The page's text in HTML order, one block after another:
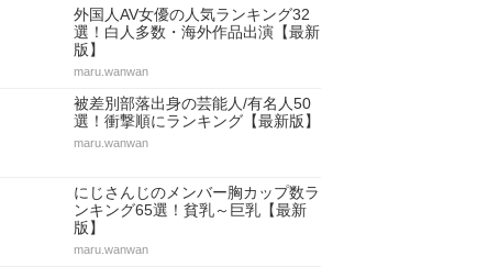
外国人AV女優の人気ランキング32
選！白人多数・海外作品出演【最新
版】
maru.wanwan
被差別部落出身の芸能人/有名人50
選！衝撃順にランキング【最新版】
maru.wanwan
にじさんじのメンバー胸カップ数ラ
ンキング65選！貧乳～巨乳【最新
版】
maru.wanwan